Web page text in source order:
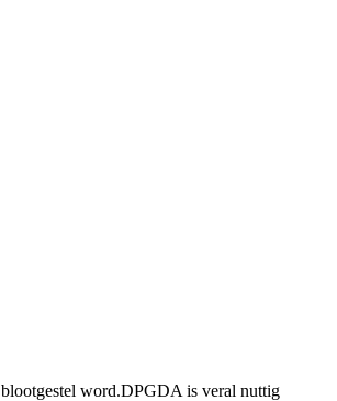
word.DPGDA is veral nuttig